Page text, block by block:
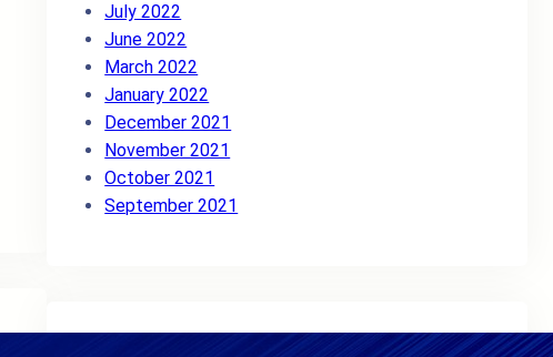
July 2022
June 2022
March 2022
January 2022
December 2021
November 2021
October 2021
September 2021